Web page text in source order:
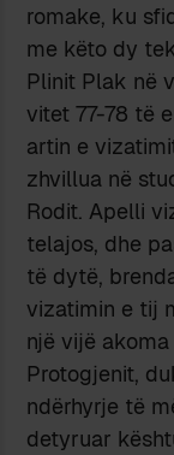
romake, ku
me këto dy
Plinit Plak në
vitet 77-78 të
artin e
zhvillua në
Rodit. Apelli
telajos, dhe
të dytë,
vizatimin e tij
një vijë
Protogjenit,
ndërhyrje të
detyruar